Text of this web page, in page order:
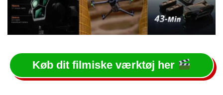
Køb dit filmiske værktøj her